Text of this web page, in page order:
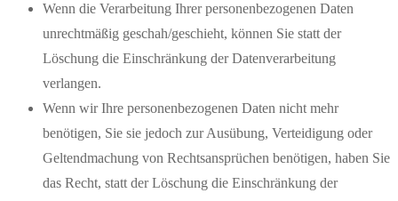
Wenn die Verarbeitung Ihrer personenbezogenen Daten
unrechtmäßig geschah/geschieht, können Sie statt der
Löschung die Einschränkung der Datenverarbeitung
verlangen.
Wenn wir Ihre personenbezogenen Daten nicht mehr
benötigen, Sie sie jedoch zur Ausübung, Verteidigung oder
Geltendmachung von Rechtsansprüchen benötigen, haben Sie
das Recht, statt der Löschung die Einschränkung der